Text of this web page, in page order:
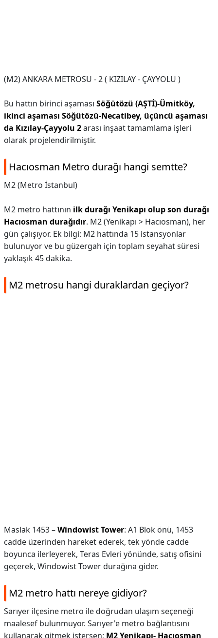
(M2) ANKARA METROSU - 2 ( KIZILAY - ÇAYYOLU )
Bu hattın birinci aşaması Söğütözü (AŞTİ)-Ümitköy,
ikinci aşaması Söğütözü-Necatibey, üçüncü aşaması
da Kızılay-Çayyolu 2arası inşaat tamamlama işleri
olarak projelendirilmiştir.
Hacıosman Metro durağı hangi semtte?
M2 (Metro İstanbul)
M2 metro hattının ilk durağı Yenikapı olup son durağı
Hacıosman durağıdır. M2 (Yenikapı > Hacıosman), her
gün çalışıyor. Ek bilgi: M2 hattında 15 i̇stansyonlar
bulunuyor ve bu güzergah için toplam seyahat süresi
yaklaşık 45 dakika.
M2 metrosu hangi duraklardan geçiyor?
Maslak 1453 –Windowist Tower: A1 Blok önü, 1453
cadde üzerinden hareket ederek, tek yönde cadde
boyunca ilerleyerek, Teras Evleri yönünde, satış ofisini
geçerek, Windowist Tower durağına gider.
M2 metro hattı nereye gidiyor?
Sarıyer ilçesine metro ile doğrudan ulaşım seçeneği
maalesef bulunmuyor. Sarıyer'e metro bağlantısını
kullanarak gitmek istersen; M2 Yenikapı- Hacıosman